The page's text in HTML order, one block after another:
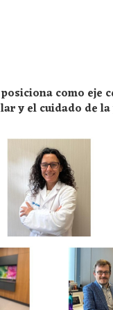
como eje
y el cuidado de